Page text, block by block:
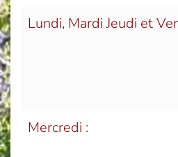
Lundi, Mardi Jeudi et
Mercredi :